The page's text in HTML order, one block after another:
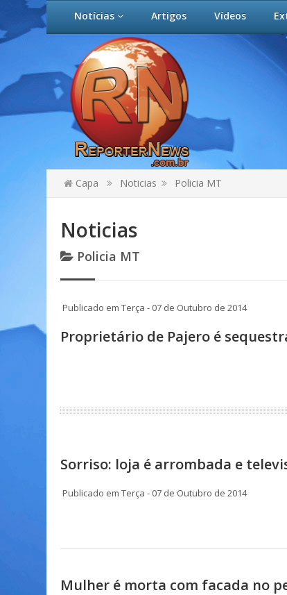
Notícias Artigos Vídeos
Capa Noticias Policia MT
Noticias
Policia MT
Publicado em Terça - 07 de Outubro de 2014
Proprietário de Pajero é
Sorriso: loja é arrombada e
Publicado em Terça - 07 de Outubro de 2014
Mulher é morta com facada no